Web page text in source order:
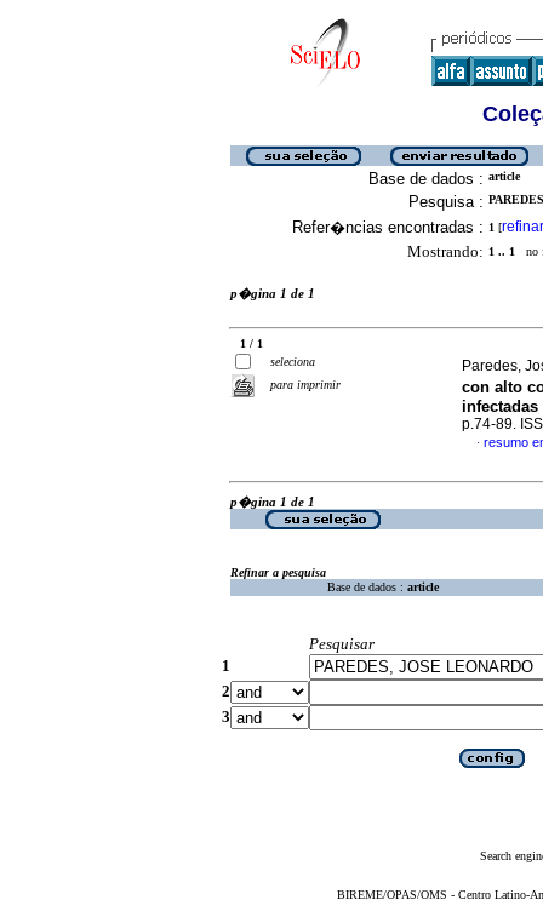
Base de dados : article
Pesquisa :
Refer�ncias encontradas : 1 [refinar
Mostrando: 1 .. 1 no
p�gina 1 de 1
1 / 1
seleciona
para imprimir
Paredes,
con alto
p.74-89.
· resumo
p�gina 1 de 1
Refinar a pesquisa
Base de dados : article
Pesquisar
1
2
3
Search
BIREME/OPAS/OMS - Centro Latino-